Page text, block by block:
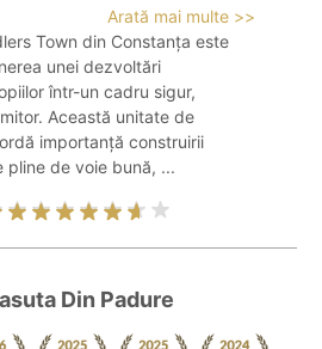
Arată mai multe >>
Town din Constanța este
unei dezvoltări
într-un cadru sigur,
Această unitate de
importanță construirii
pline de voie bună, ...
Din Padure